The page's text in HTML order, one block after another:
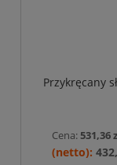
Przykręcany
Cena:531,36